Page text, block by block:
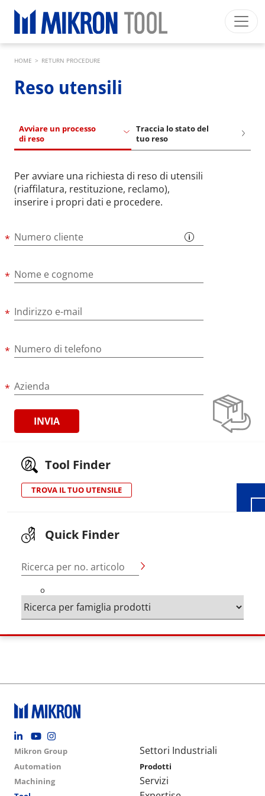
Main navigation
PRODOTTI
SERVIZI
INSIDE MIKRON TOOL
Breadcrumb
HOME > RETURN PROCEDURE
Reso utensili
Avviare un processo
di reso
Traccia lo stato del
tuo reso
Per avviare una richiesta di reso di utensili
(riaffilatura, restituzione, reclamo),
inserire i propri dati e procedere.
Numero cliente
Nome e cognome
Indirizzo e-mail
Numero di telefono
Azienda
Tool Finder
TROVA IL TUO UTENSILE
Quick Finder
Ricerca per no. articolo
o
Footer social
Group menu
Mikron Group
Automation
Machining
Main navigation
Settori Industriali
Prodotti
Servizi